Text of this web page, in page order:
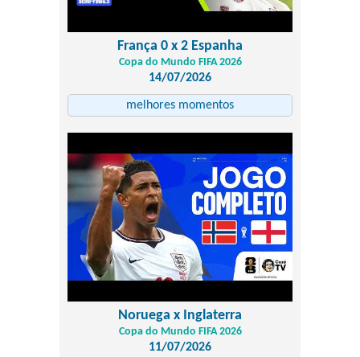
França 0 x 2 Espanha
Copa do Mundo FIFA 2026
14/07/2026
melhores momentos
Noruega x Inglaterra
Copa do Mundo FIFA 2026
11/07/2026